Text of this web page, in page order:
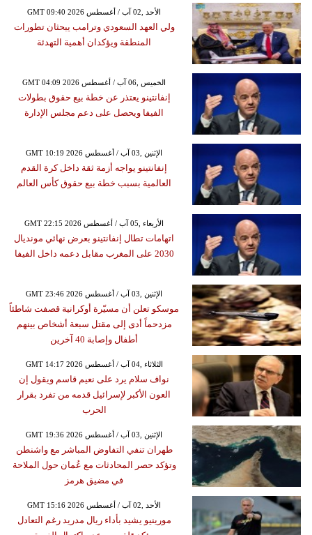
GMT 09:40 2026 الأحد ,02 آب / أغسطس
ولي العهد السعودي وترامب يبحثان تطورات
المنطقة ويؤكدان أهمية التهدئة
GMT 04:09 2026 الخميس ,06 آب / أغسطس
إنفانتينو يعتذر عن خطة بيع حقوق بطولات
الفيفا ويحصل على دعم مجلس الإدارة
GMT 10:19 2026 الإثنين ,03 آب / أغسطس
إنفانتينو يواجه أزمة ثقة داخل كرة القدم
العالمية بسبب خطة بيع حقوق كأس العالم
GMT 22:15 2026 الأربعاء ,05 آب / أغسطس
اتهامات تطال إنفانتينو بعرض نهائي مونديال
2030 على المغرب مقابل دعمه داخل الفيفا
GMT 23:46 2026 الإثنين ,03 آب / أغسطس
موسكو تعلن أن مسيّرة أوكرانية قصفت شاطئاً
مزدحماً أدى إلى مقتل سبعة أشخاص بينهم
أطفال وإصابة 40 آخرين
GMT 14:17 2026 الثلاثاء ,04 آب / أغسطس
نواف سلام يرد على نعيم قاسم ويقول إن
العون الأكبر لإسرائيل قدمه من تفرد بقرار
الحرب
GMT 19:36 2026 الإثنين ,03 آب / أغسطس
طهران تنفي التفاوض المباشر مع واشنطن
وتؤكد حصر المحادثات مع عُمان حول الملاحة
في مضيق هرمز
GMT 15:16 2026 الأحد ,02 آب / أغسطس
مورينيو يشيد بأداء ريال مدريد رغم التعادل